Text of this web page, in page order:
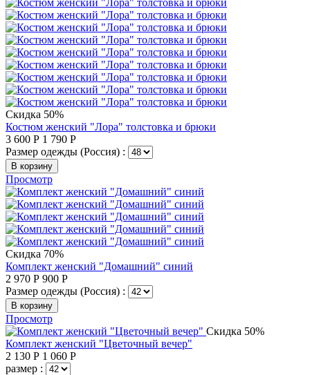
Скидка 50%
Костюм женский "Лора" толстовка и брюки
3 600 Р 1 790 Р
Размер одежды (Россия) :
В корзину
Просмотр
Скидка 70%
Комплект женский "Домашний" синий
2 970 Р 900 Р
Размер одежды (Россия) :
В корзину
Просмотр
Скидка 50%
Комплект женский "Цветочный вечер"
2 130 Р 1 060 Р
размер :